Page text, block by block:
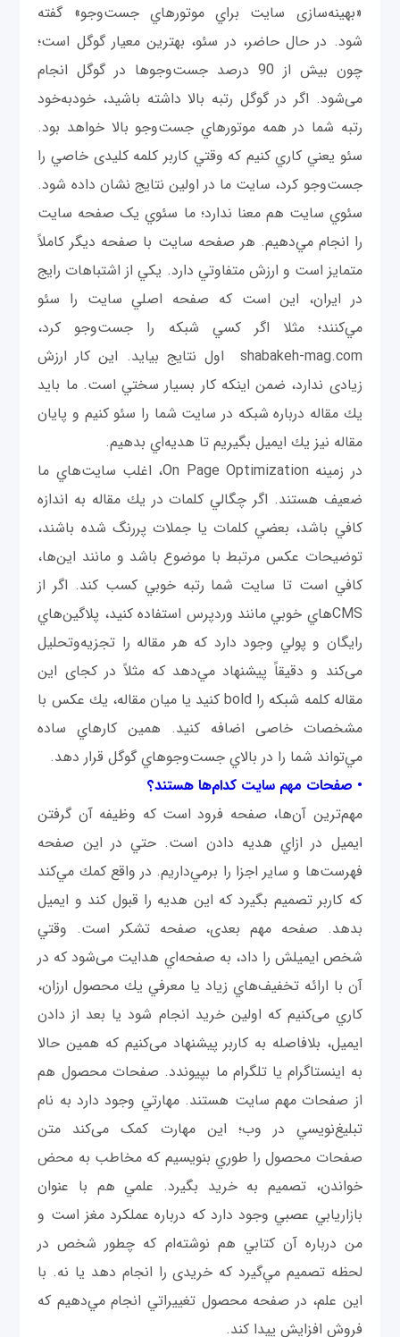
«بهینه‌سازی سايت براي موتورهاي جست‌وجو» گفته
شود. در حال حاضر، در سئو، بهترين معيار گوگل است؛
چون بيش از 90 درصد جست‌وجو‌ها در گوگل انجام
می‌شود. اگر در گوگل رتبه بالا داشته باشيد، خودبه‌خود
رتبه شما در همه موتورهاي جست‌وجو بالا خواهد بود.
سئو يعني كاري كنيم كه وقتي كاربر کلمه کلیدی خاصي را
جست‌وجو كرد، سايت ما در اولين نتايج نشان داده شود.
سئوي سايت هم معنا ندارد؛ ما سئوي یک صفحه سايت
را انجام مي‌دهيم. هر صفحه سايت با صفحه ديگر كاملاً
متمایز است و ارزش متفاوتي دارد. يكي از اشتباهات رايج
در ایران، این است که صفحه اصلي سايت را سئو
مي‌كنند؛ مثلا اگر كسي شبكه را جست‌وجو كرد،
shabakeh-mag.com اول نتايج بيايد. اين کار ارزش
زیادی ندارد، ضمن اينكه كار بسیار سختي است. ما بايد
يك مقاله درباره شبكه در سايت شما را سئو كنيم و پایان
مقاله نیز يك ايميل بگيريم تا هديه‌اي بدهيم.
در زمينه On Page Optimization، اغلب سايت‌هاي ما
ضعيف هستند. اگر چگالي كلمات در يك مقاله به اندازه
كافي باشد، بعضي كلمات يا جملات پررنگ شده باشند،
توضيحات عكس مرتبط با موضوع باشد و مانند این‌ها،
كافي است تا سايت شما رتبه خوبي كسب كند. اگر از
CMS‌هاي خوبي مانند وردپرس استفاده كنيد، پلاگين‌هاي
رايگان و پولي وجود دارد كه هر مقاله را تجزیه‌وتحلیل
می‌کند و دقيقاً پيشنهاد مي‌دهد كه مثلاً در كجای اين
مقاله كلمه شبكه را bold كنيد يا میان مقاله، يك عكس با
مشخصات خاصی اضافه كنيد. همين كارهاي ساده
مي‌تواند شما را در بالاي جست‌وجوهاي گوگل قرار دهد.
• صفحات مهم سايت كدام‌ها هستند؟
مهم‌ترین آن‌ها، صفحه فرود است كه وظيفه آن گرفتن
ايميل در ازاي هديه دادن است. حتي در اين صفحه
فهرست‌ها و ساير اجزا را برمي‌داريم. در واقع كمك مي‌كند
كه كاربر تصميم بگيرد كه اين هديه را قبول کند و ايميل
بدهد. صفحه مهم‌ بعدی، صفحه تشکر است. وقتي
شخص ايميلش را داد، به صفحه‌اي هدايت می‌شود که در
آن با ارائه تخفيف‌هاي زياد يا معرفي يك محصول ارزان،
كاري می‌كنيم كه اولين خريد انجام شود يا بعد از دادن
ايميل، بلافاصله به كاربر پيشنهاد می‌كنيم كه همين حالا
به اينستاگرام يا تلگرام ما بپيوندد. صفحات محصول هم
از صفحات مهم سايت هستند. مهارتي وجود دارد به نام
تبليغ‌نويسي در وب؛ اين مهارت کمک می‌کند متن
صفحات محصول را طوري بنويسيم كه مخاطب به محض
خواندن، تصميم به خريد بگيرد. علمي هم با عنوان
بازاريابي عصبي وجود دارد كه درباره عملكرد مغز است و
من درباره آن كتابي هم نوشته‌ام كه چطور شخص در
لحظه تصميم مي‌گيرد كه خريدی را انجام دهد يا نه. با
اين علم، در صفحه محصول تغيیراتي انجام مي‌دهيم که
فروش افزایش پیدا کند.